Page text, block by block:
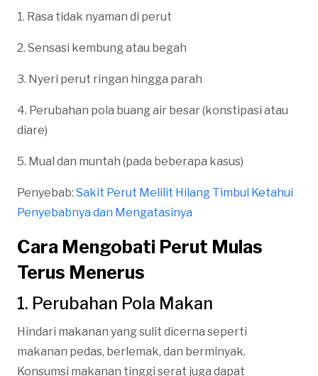
1. Rasa tidak nyaman di perut
2. Sensasi kembung atau begah
3. Nyeri perut ringan hingga parah
4. Perubahan pola buang air besar (konstipasi atau
diare)
5. Mual dan muntah (pada beberapa kasus)
Penyebab: Sakit Perut Melilit Hilang Timbul Ketahui
Penyebabnya dan Mengatasinya
Cara Mengobati Perut Mulas
Terus Menerus
1. Perubahan Pola Makan
Hindari makanan yang sulit dicerna seperti
makanan pedas, berlemak, dan berminyak.
Konsumsi makanan tinggi serat juga dapat